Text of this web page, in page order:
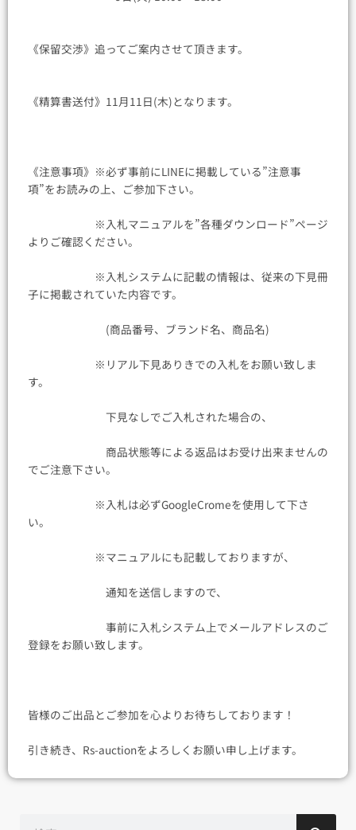
《保留交渉》追ってご案内させて頂きます。
《精算書送付》11月11日(木)となります。
《注意事項》※必ず事前にLINEに掲載している”注意事
項”をお読みの上、ご参加下さい。
※入札マニュアルを”各種ダウンロード”ページ
よりご確認ください。
※入札システムに記載の情報は、従来の下見冊
子に掲載されていた内容です。
(商品番号、ブランド名、商品名)
※リアル下見ありきでの入札をお願い致しま
す。
下見なしでご入札された場合の、
商品状態等による返品はお受け出来ませんの
でご注意下さい。
※入札は必ずGoogleCromeを使用して下さ
い。
※マニュアルにも記載しておりますが、
通知を送信しますので、
事前に入札システム上でメールアドレスのご
登録をお願い致します。
皆様のご出品とご参加を心よりお待ちしております！
引き続き、Rs-auctionをよろしくお願い申し上げます。